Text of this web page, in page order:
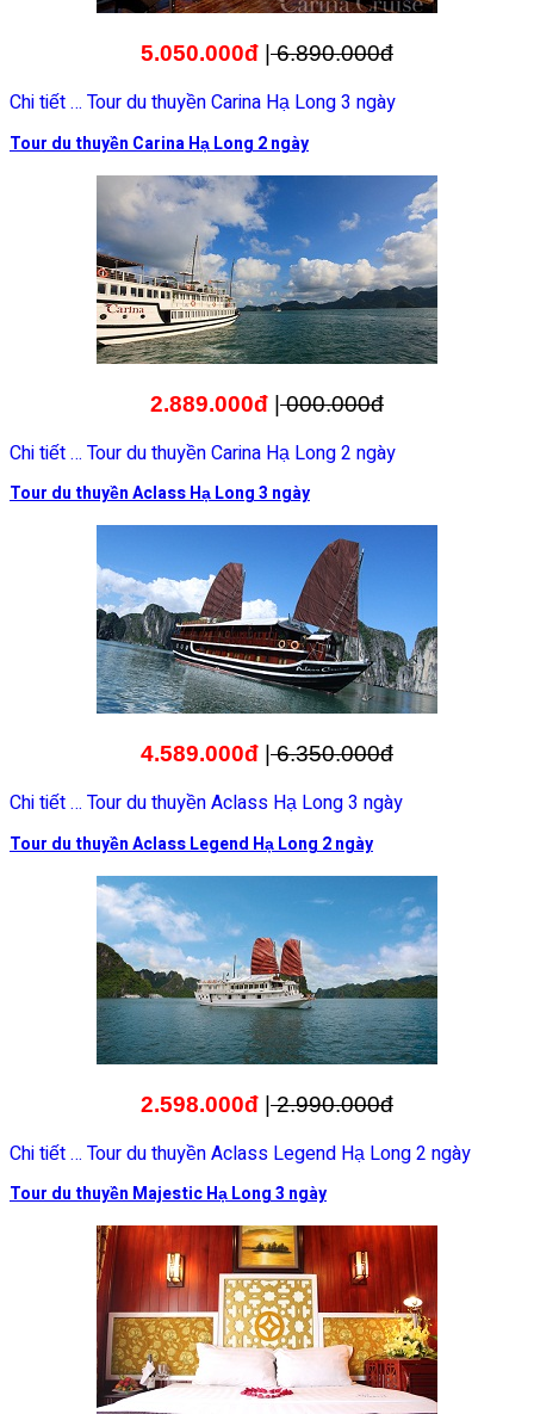
5.050.000đ 6.890.000đ
Chi tiết … Tour du thuyền Carina Hạ Long 3 ngày
Tour du thuyền Carina Hạ Long 2 ngày
2.889.000đ |000.000đ
Chi tiết … Tour du thuyền Carina Hạ Long 2 ngày
Tour du thuyền Aclass Hạ Long 3 ngày
4.589.000đ 6.350.000đ
Chi tiết … Tour du thuyền Aclass Hạ Long 3 ngày
Tour du thuyền Aclass Legend Hạ Long 2 ngày
2.598.000đ 2.990.000đ
Chi tiết … Tour du thuyền Aclass Legend Hạ Long 2 ngày
Tour du thuyền Majestic Hạ Long 3 ngày